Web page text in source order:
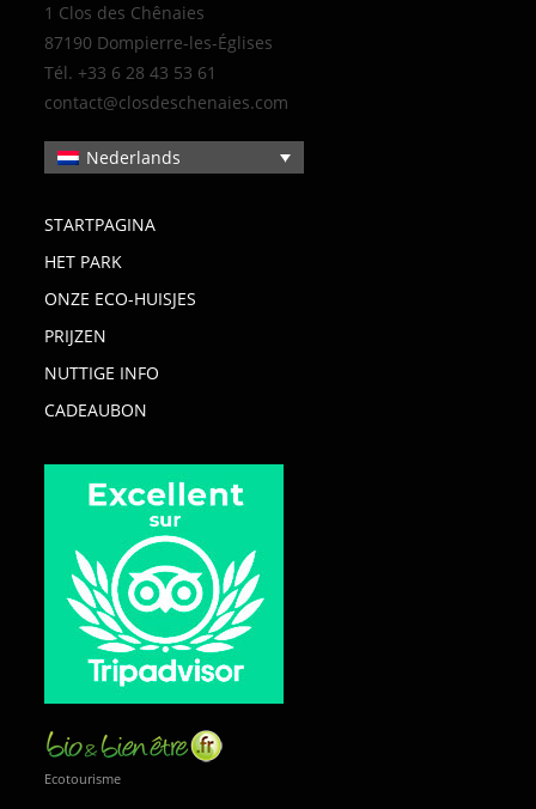
1 Clos des Chênaies
87190 Dompierre-les-Églises
Tél. +33 6 28 43 53 61
contact@closdeschenaies.com
Nederlands
STARTPAGINA
HET PARK
ONZE ECO-HUISJES
PRIJZEN
NUTTIGE INFO
CADEAUBON
Ecotourisme